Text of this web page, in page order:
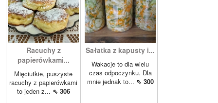
Racuchy z
papierówkami...
Mięciutkie, puszyste
racuchy z papierówkami
to jeden z... ⇖ 306
Sałatka z kapusty i...
Wakacje to dla wielu
czas odpoczynku. Dla
mnie jednak to... ⇖ 300